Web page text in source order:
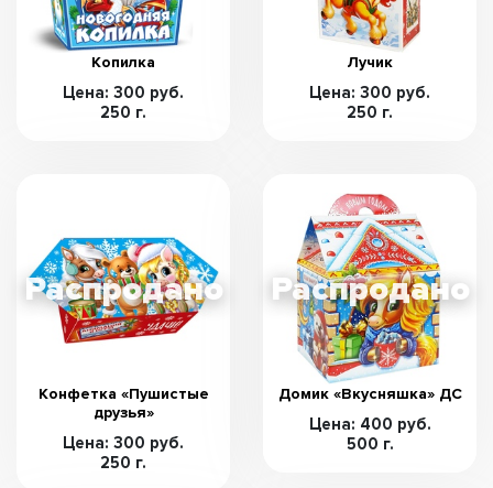
Копилка
Цена: 300 руб.
250 г.
Лучик
Цена: 300 руб.
250 г.
Конфетка «Пушистые
друзья»
Цена: 300 руб.
250 г.
Домик «Вкусняшка» ДС
Цена: 400 руб.
500 г.